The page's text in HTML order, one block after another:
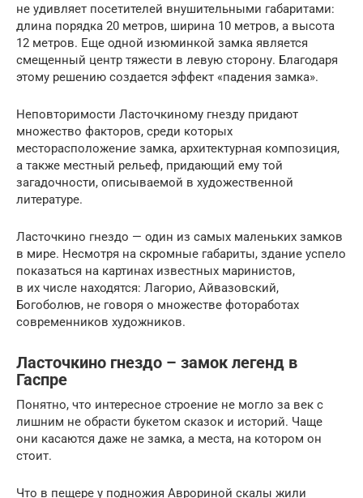
не удивляет посетителей внушительными габаритами:
длина порядка 20 метров, ширина 10 метров, а высота
12 метров. Еще одной изюминкой замка является
смещенный центр тяжести в левую сторону. Благодаря
этому решению создается эффект «падения замка».
Неповторимости Ласточкиному гнезду придают
множество факторов, среди которых
месторасположение замка, архитектурная композиция,
а также местный рельеф, придающий ему той
загадочности, описываемой в художественной
литературе.
Ласточкино гнездо — один из самых маленьких замков
в мире. Несмотря на скромные габариты, здание успело
показаться на картинах известных маринистов,
в их числе находятся: Лагорио, Айвазовский,
Богоболюв, не говоря о множестве фотоработах
современников художников.
Ласточкино гнездо – замок легенд в
Гаспре
Понятно, что интересное строение не могло за век с
лишним не обрасти букетом сказок и историй. Чаще
они касаются даже не замка, а места, на котором он
стоит.
Что в пещере у подножия Аврориной скалы жили